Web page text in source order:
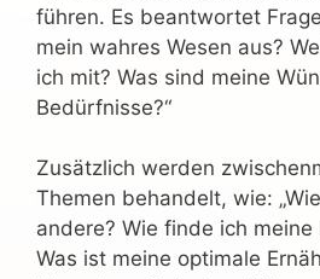
führen. Es beantwortet
mein wahres Wesen aus?
ich mit? Was sind meine
Bedürfnisse?“
Zusätzlich werden
Themen behandelt, wie:
andere? Wie finde ich
Was ist meine optimale